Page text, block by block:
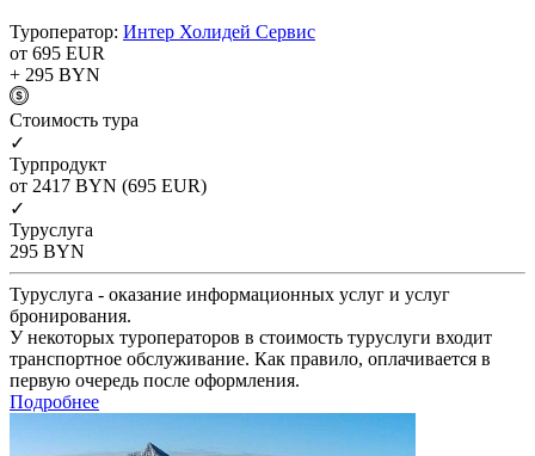
Туроператор: Интер Холидей Сервис
от 695 EUR
+ 295 BYN
Cтоимость тура
✓
Турпродукт
от 2417 BYN (695 EUR)
✓
Туруслуга
295 BYN
Туруслуга - оказание информационных услуг и услуг
бронирования.
У некоторых туроператоров в стоимость туруслуги входит
транспортное обслуживание. Как правило, оплачивается в
первую очередь после оформления.
Подробнее